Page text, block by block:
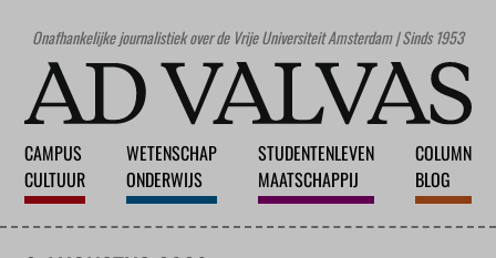
Onafhankelijke journalistiek over de Vrije Universiteit Amsterdam | Sinds 1953
CAMPUS
CULTUUR
WETENSCHAP
ONDERWIJS
STUDENTENLEVEN
MAATSCHAPPIJ
COLUMN
BLOG